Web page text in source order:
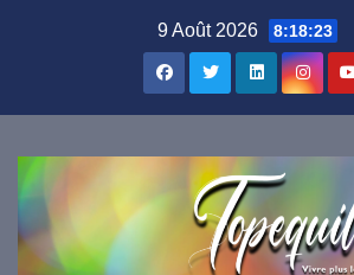
9 Août 2026 8:18:23
TOPEQUILIBRE